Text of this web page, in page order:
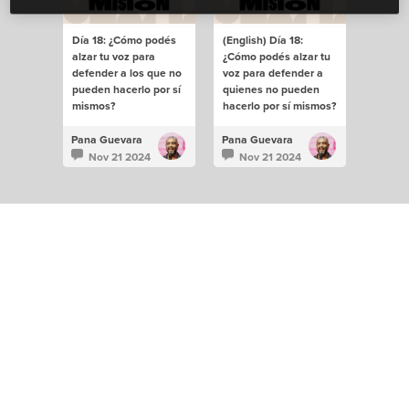
Día 18: ¿Cómo podés
alzar tu voz para
defender a los que no
pueden hacerlo por sí
mismos?
Pana Guevara
Nov 21 2024
(English) Día 18:
¿Cómo podés alzar tu
voz para defender a
quienes no pueden
hacerlo por sí mismos?
Pana Guevara
Nov 21 2024